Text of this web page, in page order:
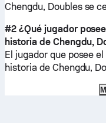
Chengdu, Doubles se
#2 ¿Qué jugador
historia de Chengdu,
El jugador que posee
historia de Chengdu,